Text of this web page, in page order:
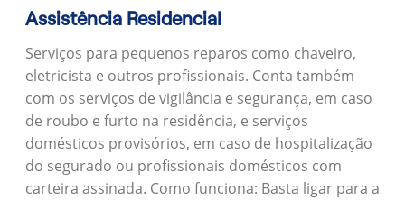
Assistência Residencial
Serviços para pequenos reparos como chaveiro,
eletricista e outros profissionais. Conta também
com os serviços de vigilância e segurança, em caso
de roubo e furto na residência, e serviços
domésticos provisórios, em caso de hospitalização
do segurado ou profissionais domésticos com
carteira assinada. Como funciona: Basta ligar para a